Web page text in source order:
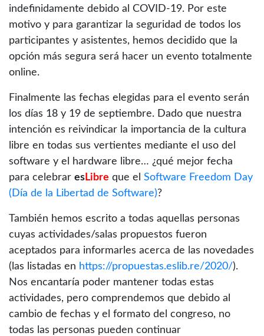
indefinidamente debido al COVID-19. Por este
motivo y para garantizar la seguridad de todos los
participantes y asistentes, hemos decidido que la
opción más segura será hacer un evento totalmente
online.
Finalmente las fechas elegidas para el evento serán
los días 18 y 19 de septiembre. Dado que nuestra
intención es reivindicar la importancia de la cultura
libre en todas sus vertientes mediante el uso del
software y el hardware libre… ¿qué mejor fecha
para celebrar esLibre que el Software Freedom Day
(Día de la Libertad de Software)?
También hemos escrito a todas aquellas personas
cuyas actividades/salas propuestos fueron
aceptados para informarles acerca de las novedades
(las listadas en https://propuestas.eslib.re/2020/).
Nos encantaría poder mantener todas estas
actividades, pero comprendemos que debido al
cambio de fechas y el formato del congreso, no
todas las personas pueden continuar